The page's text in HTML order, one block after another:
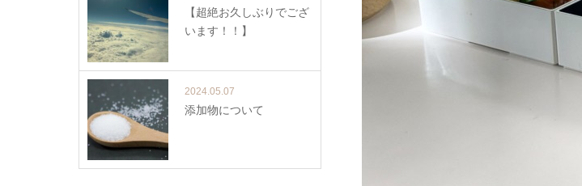
【超絶お久しぶりでござ
います！！】
2024.05.07
添加物について